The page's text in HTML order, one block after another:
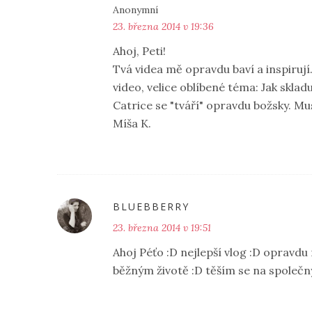
Anonymní
23. března 2014 v 19:36
Ahoj, Peti!
Tvá videa mě opravdu baví a
video, velice oblíbené téma: Jak
Catrice se "tváří" opravdu božsky.
Míša K.
BLUEBBERRY
23. března 2014 v 19:51
Ahoj Péťo :D nejlepší vlog :D
běžným životě :D těším se na